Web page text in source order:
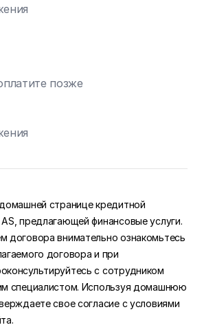
позже
странице кредитной
AS, предлагающей финансовые услуги.
договора внимательно ознакомьтесь
договора и при
с сотрудником
специалистом. Используя домашнюю
свое согласие с условиями